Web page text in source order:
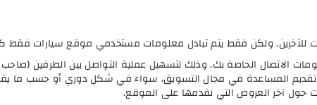
ولكن فقط يتم تبادل معلومات مستخدمي موقع سيارات فقط
الاتصال الخاصة بك. وذلك لتسهيل عملية التواصل بين الطرفين (صاحب
وتقديم المساعدة في مجال التسويق، سواء في شكل دوري أو حسب ما
حول آخر العروض التي نقدمها على الموقع.